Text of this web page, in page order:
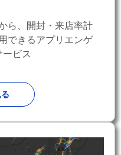
ら、開封・来店率計
できるアプリエンゲ
ビス